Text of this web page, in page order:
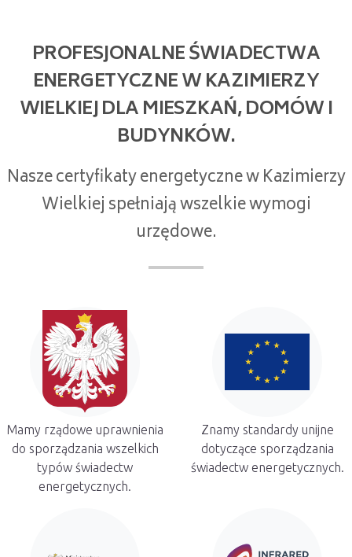
PROFESJONALNE ŚWIADECTWA
ENERGETYCZNE W KAZIMIERZY
WIELKIEJ DLA MIESZKAŃ, DOMÓW I
BUDYNKÓW.
Nasze certyfikaty energetyczne w Kazimierzy
Wielkiej spełniają wszelkie wymogi
urzędowe.
Mamy rządowe uprawnienia
do sporządzania wszelkich
typów świadectw
energetycznych.
Znamy standardy unijne
dotyczące sporządzania
świadectw energetycznych.